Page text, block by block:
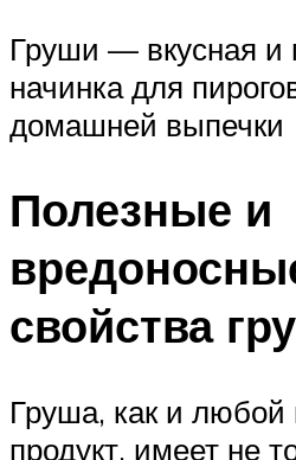
Груши — вкусная и
начинка для
домашней выпечки
Полезные и
свойства
Груша, как и
продукт, имеет не